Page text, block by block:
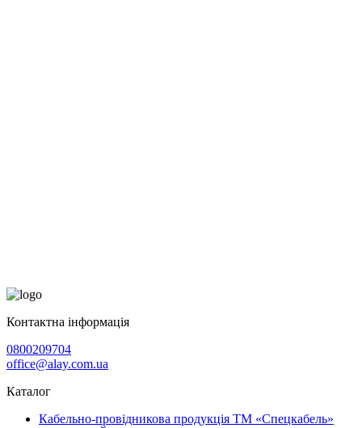
Контактна інформація
0800209704
office@alay.com.ua
Каталог
Кабельно-провідникова продукція ТМ «Спецкабель»